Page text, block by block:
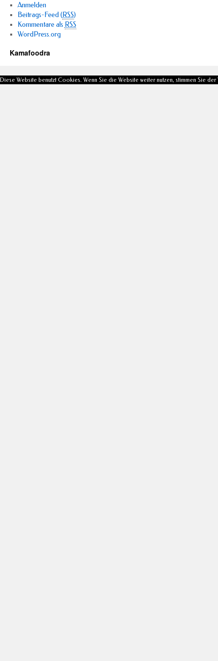
Anmelden
Beitrags-Feed (RSS)
Kommentare als RSS
WordPress.org
Kamafoodra
Diese Website benutzt Cookies. Wenn Sie die Website weiter nutzen, stimmen Sie